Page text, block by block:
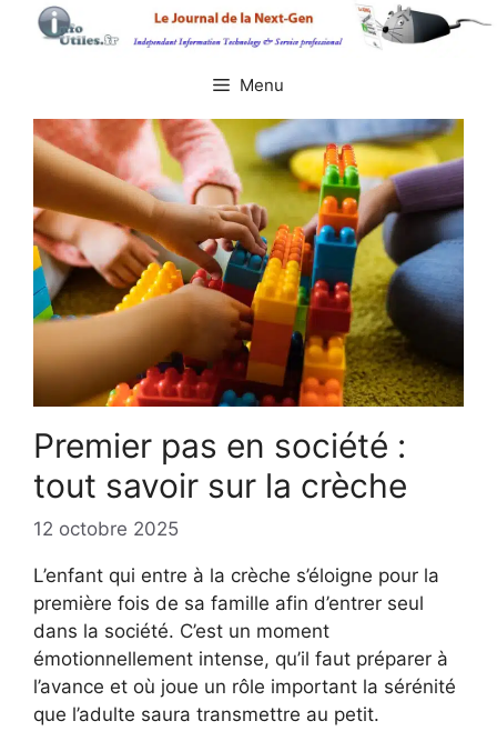
Aller
Menu
Premier pas en société :
tout savoir sur la crèche
12 octobre 2025
L’enfant qui entre à la crèche s’éloigne pour la
première fois de sa famille afin d’entrer seul
dans la société. C’est un moment
émotionnellement intense, qu’il faut préparer à
l’avance et où joue un rôle important la sérénité
que l’adulte saura transmettre au petit.